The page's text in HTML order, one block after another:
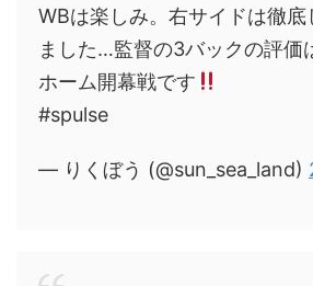
WBは楽しみ。右サイドは徹底
ました…監督の3バックの評価
ホーム開幕戦です
#spulse
— りくぼう (@sun_sea_land)